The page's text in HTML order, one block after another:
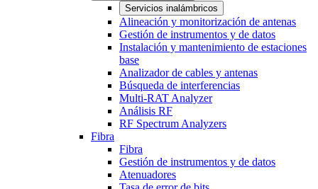
Servicios inalámbricos
Alineación y monitorización de antenas
Gestión de instrumentos y de datos
Instalación y mantenimiento de estaciones
base
Analizador de cables y antenas
Búsqueda de interferencias
Multi-RAT Analyzer
Análisis RF
RF Spectrum Analyzers
Fibra
Fibra
Gestión de instrumentos y de datos
Atenuadores